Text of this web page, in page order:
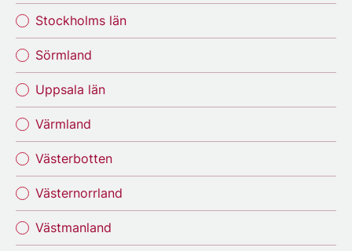
Stockholms län
Sörmland
Uppsala län
Värmland
Västerbotten
Västernorrland
Västmanland